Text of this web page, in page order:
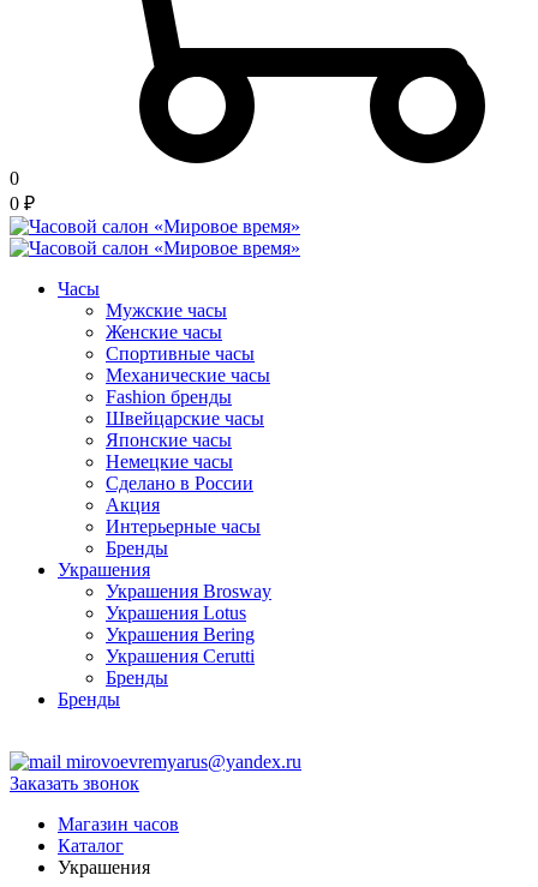
0
0 ₽
Часы
Мужские часы
Женские часы
Спортивные часы
Механические часы
Fashion бренды
Швейцарские часы
Японские часы
Немецкие часы
Сделано в России
Акция
Интерьерные часы
Бренды
Украшения
Украшения Brosway
Украшения Lotus
Украшения Bering
Украшения Cerutti
Бренды
Бренды
mirovoevremyarus@yandex.ru
Заказать звонок
Магазин часов
Каталог
Украшения